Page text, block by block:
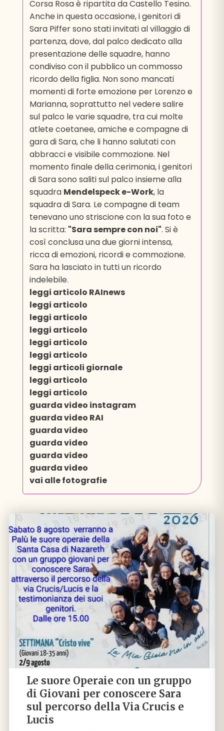
Corsa Rosa è ripartita da Castello Tesino.
Anche in questa occasione, i genitori di
Sara Piffer sono stati invitati al villaggio di
partenza, dove, dal palco dedicato alla
presentazione delle squadre, hanno
condiviso con il pubblico un commosso
ricordo della figlia. Non sono mancati
momenti di forte emozione per Lorenzo e
Marianna, soprattutto nel vedere salire
sul palco le varie squadre, tra cui molte
atlete coetanee, amiche e compagne di
gara di Sara, che li hanno salutati con
abbracci e visibile commozione. Nel
momento finale della cerimonia, i genitori
di Sara sono saliti sul palco insieme alla
squadra Mendelspeck e-Work, la
squadra di Sara. Le compagne di team
tenevano uno striscione con la sua foto e
la scritta: "Sara sempre con noi". Si è
così conclusa una due giorni intensa,
ricca di emozioni, ricordi e commozione.
Sara ha lasciato in tutti un ricordo
indelebile.
leggi articolo RAInews
leggi articolo
leggi articolo
leggi articolo
leggi articolo
leggi articolo
leggi articoli giornale
leggi articolo
leggi articolo
guarda video instagram
guarda video RAI
guarda video
guarda video
guarda video
guarda video
vai alle fotografie
Le suore Operaie con un gruppo
di Giovani per conoscere Sara
sul percorso della Via Crucis e
Lucis